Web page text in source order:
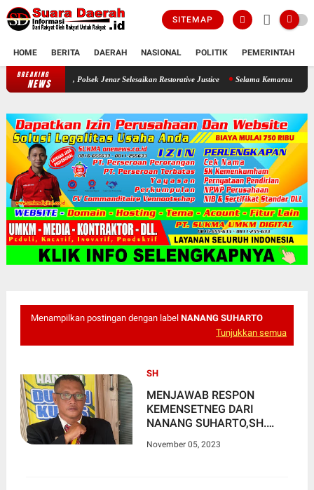
SITEMAP
HOME BERITA DAERAH NASIONAL POLITIK PEMERINTAH
BREAKING
NEWS Seorang Ayah Mencuri Jagung Demi Sang Buah Hatinya , Polsek Jenar
Menampilkan postingan dengan label NANANG SUHARTO
Tunjukkan semua
SH
MENJAWAB RESPON
KEMENSETNEG DARI
NANANG SUHARTO,SH.
IBU KATHARINA
November 05, 2023